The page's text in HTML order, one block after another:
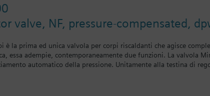
valve, NF, pressure-compensated,
è la prima ed unica valvola per corpi riscaldanti che agisce
essa adempie, contemporaneamente due funzioni. La valvola
automatico della pressione. Unitamente alla testina di
ottimali, nei quali il problema dell’infuenza idraulica
dei circuiti idraulici diventa superflua. Il bilanciamento